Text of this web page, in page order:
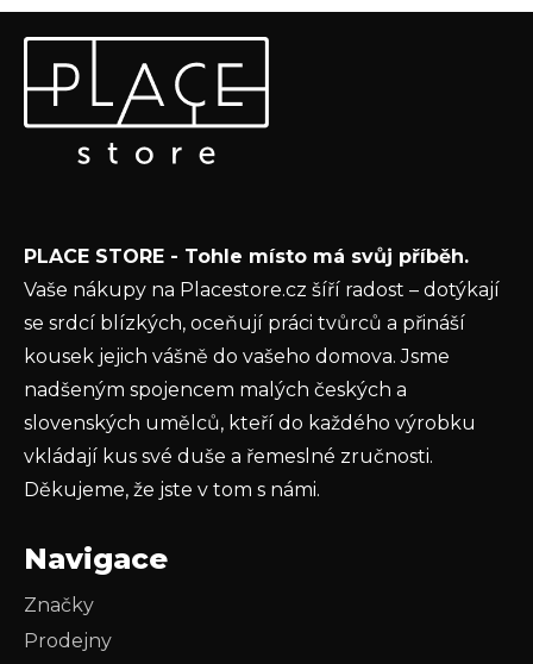
Odebírat newsletter
Vložte svůj e-mail a my vám budeme zasílat informace o
nových produktech na našem e-shopu.
ochrany osobních údajů
PŘIHLÁSIT SE
PLACE STORE - Tohle místo má svůj příběh.
Vaše nákupy na Placestore.cz šíří radost – dotýkají
se srdcí blízkých, oceňují práci tvůrců a přináší
kousek jejich vášně do vašeho domova. Jsme
nadšeným spojencem malých českých a
slovenských umělců, kteří do každého výrobku
vkládají kus své duše a řemeslné zručnosti.
Děkujeme, že jste v tom s námi.
Navigace
Značky
Prodejny